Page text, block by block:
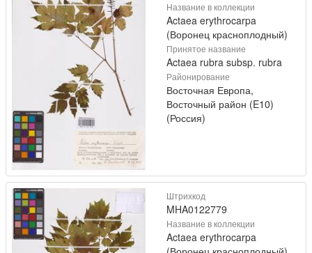
Название в коллекции
Actaea erythrocarpa
(Воронец красноплодный)
Принятое название
Actaea rubra subsp. rubra
Районирование
Восточная Европа,
Восточный район (E10)
(Россия)
Штрихкод
MHA0122779
Название в коллекции
Actaea erythrocarpa